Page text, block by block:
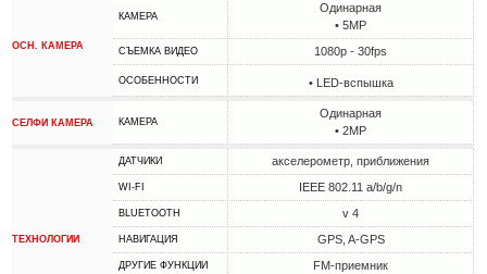
ОСН. КАМЕРА
КАМЕРА
Одинарная
• 5MP
СЪЕМКА ВИДЕО 1080p - 30fps
ОСОБЕННОСТИ • LED-вспышка
СЕЛФИ КАМЕРА КАМЕРА
Одинарная
• 2MP
ТЕХНОЛОГИИ
ДАТЧИКИ акселерометр, приближения
WI-FI IEEE 802.11 a/b/g/n
BLUETOOTH v 4
НАВИГАЦИЯ GPS, A-GPS
ДРУГИЕ ФУНКЦИИ FM-приемник